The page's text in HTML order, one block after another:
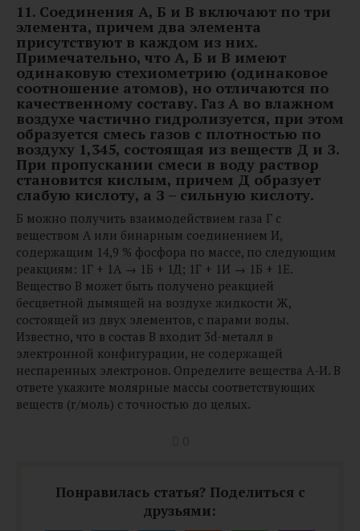
11. Соединения А, Б и В включают по три
элемента, причем два элемента
присутствуют в каждом из них.
Примечательно, что А, Б и В имеют
одинаковую стехиометрию (одинаковое
соотношение атомов), но отличаются по
качественному составу. Газ А во влажном
воздухе частично гидролизуется, при этом
образуется смесь газов с плотностью по
воздуху 1,345, состоящая из веществ Д и З.
При пропускании смеси в воду раствор
становится кислым, причем Д образует
слабую кислоту, а З – сильную кислоту.
Б можно получить взаимодействием газа Г с
веществом А или бинарным соединением И,
содержащим 14,9 % фосфора по массе, по следующим
реакциям: 1Г + 1А → 1Б + 1Д; 1Г + 1И → 1Б + 1Е.
Вещество В может быть получено реакцией
бесцветной дымящей на воздухе жидкости Ж,
состоящей из двух элементов, с парами воды.
Известно, что в состав В входит 3d-металл в
электронной конфигурации, не содержащей
неспаренных электронов. Определите вещества А-И. В
ответе укажите молярные массы соответствующих
веществ (г/моль) с точностью до целых.
Понравилась статья? Поделиться с
друзьями: